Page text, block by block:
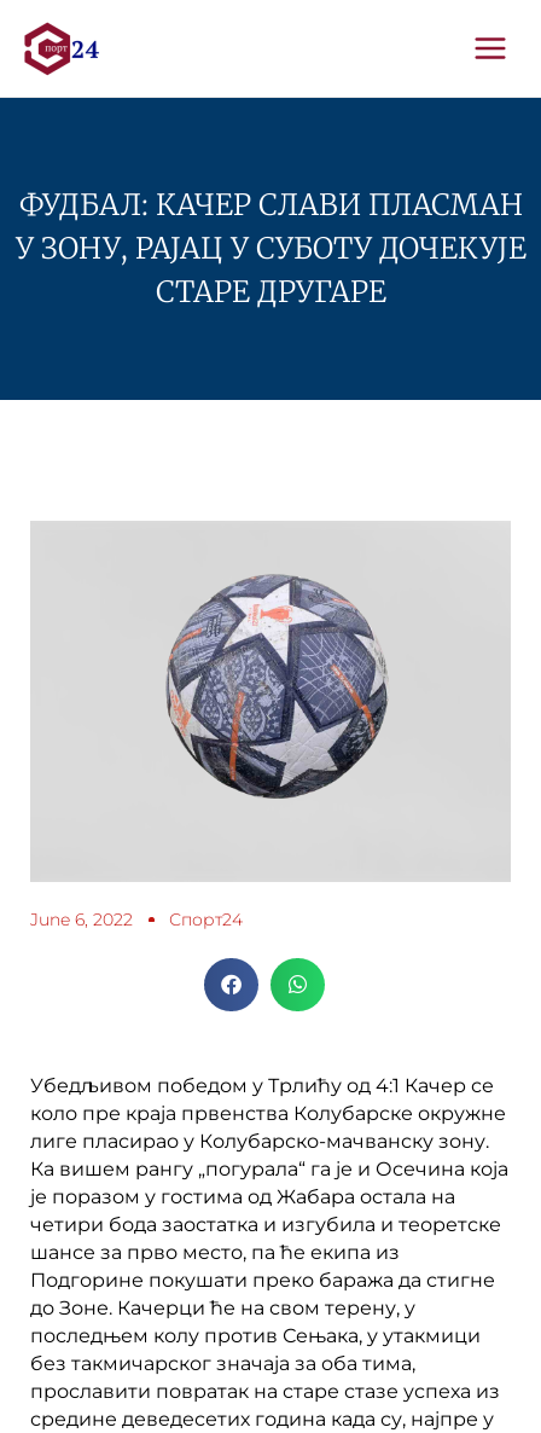
content
ФУДБАЛ: КАЧЕР СЛАВИ ПЛАСМАН
У ЗОНУ, РАЈАЦ У СУБОТУ ДОЧЕКУЈЕ
СТАРЕ ДРУГАРЕ
June 6, 2022 Спорт24
Убедљивом победом у Трлићу од 4:1 Качер се
коло пре краја првенства Колубарске окружне
лиге пласирао у Колубарско-мачванску зону.
Ка вишем рангу „погурала“ га је и Осечина која
је поразом у гостима од Жабара остала на
четири бода заостатка и изгубила и теоретске
шансе за прво место, па ће екипа из
Подгорине покушати преко баража да стигне
до Зоне. Качерци ће на свом терену, у
последњем колу против Сењака, у утакмици
без такмичарског значаја за оба тима,
прославити повратак на старе стазе успеха из
средине деведесетих година када су, најпре у